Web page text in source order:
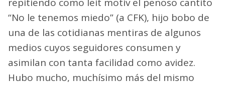
“No le tenemos miedo” (a CFK), hijo bobo de
una de las cotidianas mentiras de algunos
medios cuyos seguidores consumen y
asimilan con tanta facilidad como avidez.
Hubo mucho, muchísimo más del mismo